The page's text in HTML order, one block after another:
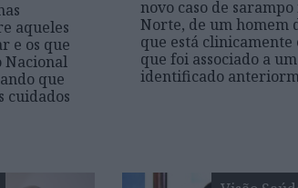
aqueles
e os que
Nacional
que
cuidados
novo caso de
Norte, de um homem
que está clinicamente
que foi associado a
identificado